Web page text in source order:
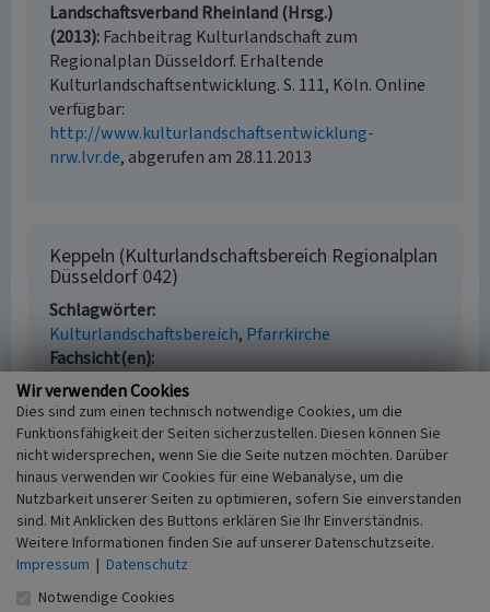
Landschaftsverband Rheinland (Hrsg.)
(2013) Fachbeitrag Kulturlandschaft zum
Regionalplan Düsseldorf. Erhaltende
Kulturlandschaftsentwicklung. S. 111, Köln. Online
verfügbar:
http://www.kulturlandschaftsentwicklung-
nrw.lvr.de, abgerufen am 28.11.2013
Keppeln (Kulturlandschaftsbereich Regionalplan
Düsseldorf 042)
Schlagwörter
Kulturlandschaftsbereich Pfarrkirche
Fachsicht(en)
Kulturlandschaftspflege, Denkmalpflege,
Landeskunde, Raumplanung
Erfassungsmaßstab
i.d.R. 1:25.000 (kleiner als 1:20.000)
Erfassungsmethode
Literaturauswertung, Geländebegehung/-
kartierung, Archivauswertung
Historischer Zeitraum
Beginn 2012
Wir verwenden Cookies
Dies sind zum einen technisch notwendige Cookies, um die
Funktionsfähigkeit der Seiten sicherzustellen. Diesen können Sie
nicht widersprechen, wenn Sie die Seite nutzen möchten. Darüber
hinaus verwenden wir Cookies für eine Webanalyse, um die
Nutzbarkeit unserer Seiten zu optimieren, sofern Sie einverstanden
sind. Mit Anklicken des Buttons erklären Sie Ihr Einverständnis.
Weitere Informationen finden Sie auf unserer Datenschutzseite.
Impressum | Datenschutz
Notwendige Cookies